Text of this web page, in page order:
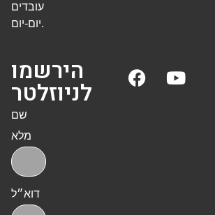
עובדים
יום-יום.
הירשמו
לניוזלטר
שם
מלא
דוא״ל